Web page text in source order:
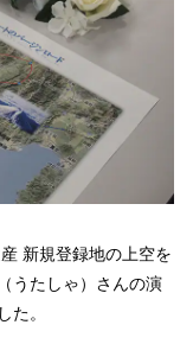
新規登録地の上空を
うたしゃ）さんの演
た。